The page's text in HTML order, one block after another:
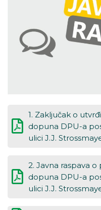
1. Zaključak o
dopuna DPU-a
ulici J.J.
2. Javna raspava
dopuna DPU-a
ulici J.J.